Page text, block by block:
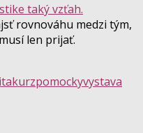
taký vzťah.
rovnováhu medzi tým,
len prijať.
kurzpomockyvystava